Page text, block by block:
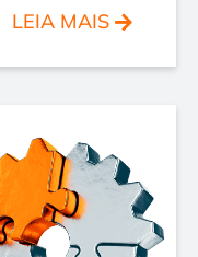
LEIA MAIS